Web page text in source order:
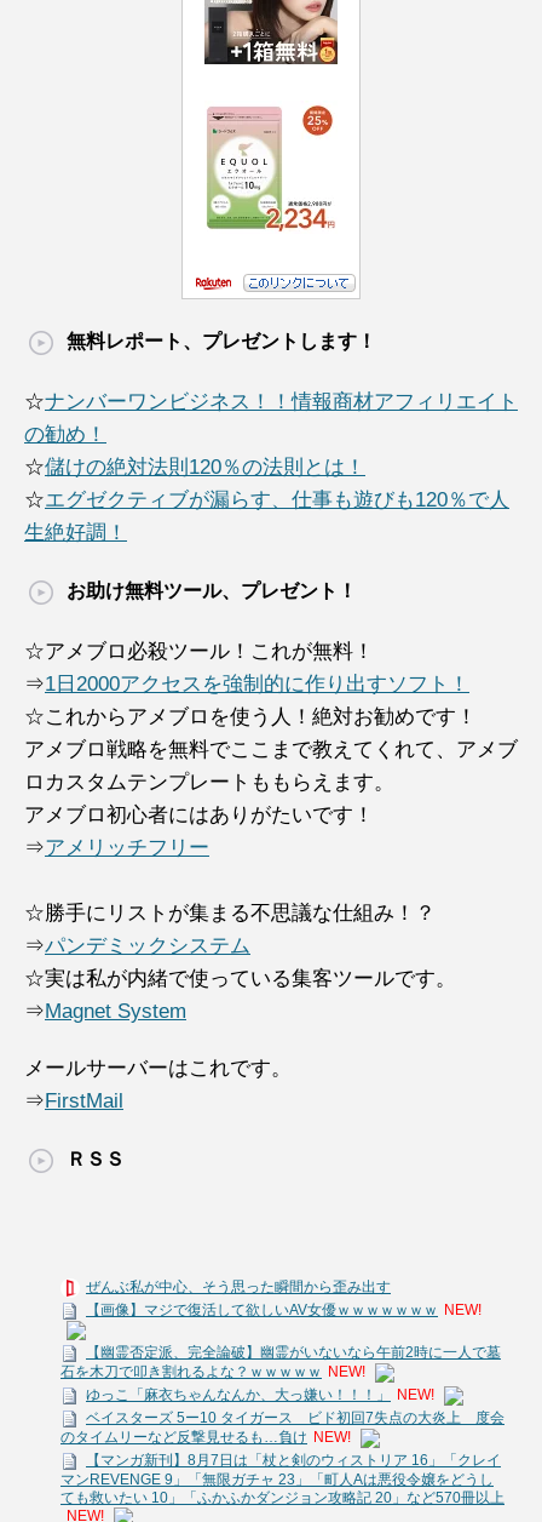
無料レポート、プレゼントします！
☆ナンバーワンビジネス！！情報商材アフィリエイト
の勧め！
☆儲けの絶対法則120％の法則とは！
☆エグゼクティブが漏らす、仕事も遊びも120％で人
生絶好調！
お助け無料ツール、プレゼント！
☆アメブロ必殺ツール！これが無料！
⇒1日2000アクセスを強制的に作り出すソフト！
☆これからアメブロを使う人！絶対お勧めです！
アメブロ戦略を無料でここまで教えてくれて、アメブ
ロカスタムテンプレートももらえます。
アメブロ初心者にはありがたいです！
⇒アメリッチフリー
☆勝手にリストが集まる不思議な仕組み！？
⇒パンデミックシステム
☆実は私が内緒で使っている集客ツールです。
⇒Magnet System
メールサーバーはこれです。
⇒FirstMail
ＲＳＳ
ぜんぶ私が中心、そう思った瞬間から歪み出す
【画像】マジで復活して欲しいAV女優ｗｗｗｗｗｗｗ
NEW!
【幽霊否定派、完全論破】幽霊がいないなら午前2時に一人で墓
石を木刀で叩き割れるよな？ｗｗｗｗｗ
NEW!
ゆっこ「麻衣ちゃんなんか、大っ嫌い！！！」
NEW!
ベイスターズ 5ー10 タイガース ビド初回7失点の大炎上 度会
のタイムリーなど反撃見せるも…負け NEW!
【マンガ新刊】8月7日は「杖と剣のウィストリア 16」「クレイ
マンREVENGE 9」「無限ガチャ 23」「町人Aは悪役令嬢をどうし
ても救いたい 10」「ふかふかダンジョン攻略記 20」など570冊以上
NEW!